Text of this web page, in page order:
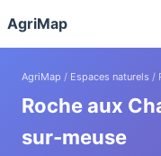
AgriMap
AgriMap / Espaces naturels /
Roche aux
sur-meuse